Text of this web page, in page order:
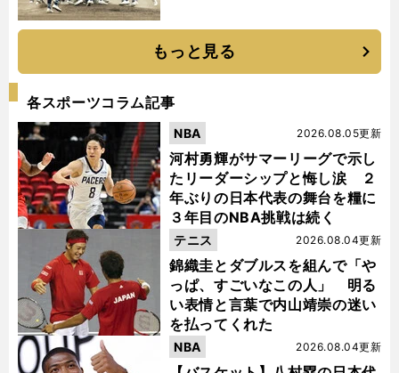
もっと見る
各スポーツコラム記事
河村勇輝がサマーリーグで示し
たリーダーシップと悔し涙 ２
年ぶりの日本代表の舞台を糧に
３年目のNBA挑戦は続く
2026.08.05更新
NBA
錦織圭とダブルスを組んで「や
っぱ、すごいなこの人」 明る
い表情と言葉で内山靖崇の迷い
を払ってくれた
2026.08.04更新
テニス
2026.08.04更新
NBA